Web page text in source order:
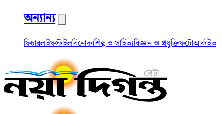
অন্যান্য
ফিচারলাইফস্টাইলবিনোদনশিল্প ও সাহিত্যবিজ্ঞান ও প্রযুক্তিফটোআর্কাইভ